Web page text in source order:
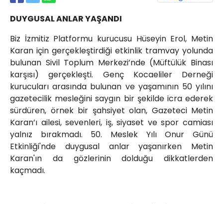
DUYGUSAL ANLAR YAŞANDI
Biz İzmitiz Platformu kurucusu Hüseyin Erol, Metin
Karan için gerçekleştirdiği etkinlik tramvay yolunda
bulunan Sivil Toplum Merkezi’nde (Müftülük Binası
karşısı) gerçekleşti. Genç Kocaeliler Derneği
kurucuları arasında bulunan ve yaşamının 50 yılını
gazetecilik mesleğini saygın bir şekilde icra ederek
sürdüren, örnek bir şahsiyet olan, Gazeteci Metin
Karan’ı ailesi, sevenleri, iş, siyaset ve spor camiası
yalnız bırakmadı. 50. Meslek Yılı Onur Günü
Etkinliği'nde duygusal anlar yaşanırken Metin
Karan'ın da gözlerinin dolduğu dikkatlerden
kaçmadı.